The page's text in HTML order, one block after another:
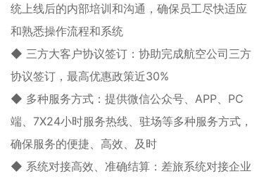
统上线后的内部培训和沟通，确保员工尽快适应
和熟悉操作流程和系统
◆ 三方大客户协议签订：协助完成航空公司三方
协议签订，最高优惠政策近30%
◆ 多种服务方式：提供微信公众号、APP、PC
端、7X24小时服务热线、驻场等多种服务方式，
确保服务的便捷、高效、及时
◆ 系统对接高效、准确结算：差旅系统对接企业